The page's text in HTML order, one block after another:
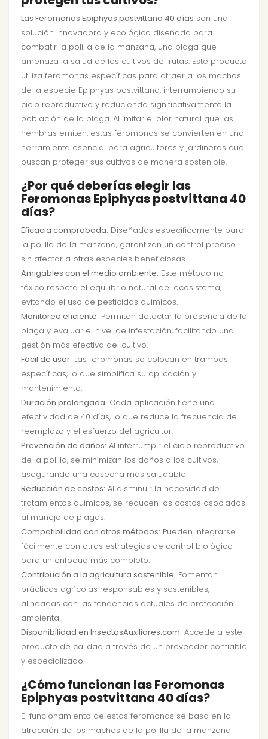
Las Feromonas Epiphyas postvittana 40 días son una
solución innovadora y ecológica diseñada para
combatir la polilla de la manzana, una plaga que
amenaza la salud de los cultivos de frutas. Este producto
utiliza feromonas específicas para atraer a los machos
de la especie Epiphyas postvittana, interrumpiendo su
ciclo reproductivo y reduciendo significativamente la
población de la plaga. Al imitar el olor natural que las
hembras emiten, estas feromonas se convierten en una
herramienta esencial para agricultores y jardineros que
buscan proteger sus cultivos de manera sostenible.
¿Por qué deberías elegir las
Feromonas Epiphyas postvittana 40
días?
Eficacia comprobada: Diseñadas específicamente para
la polilla de la manzana, garantizan un control preciso
sin afectar a otras especies beneficiosas.
Amigables con el medio ambiente: Este método no
tóxico respeta el equilibrio natural del ecosistema,
evitando el uso de pesticidas químicos.
Monitoreo eficiente: Permiten detectar la presencia de la
plaga y evaluar el nivel de infestación, facilitando una
gestión más efectiva del cultivo.
Fácil de usar: Las feromonas se colocan en trampas
específicas, lo que simplifica su aplicación y
mantenimiento.
Duración prolongada: Cada aplicación tiene una
efectividad de 40 días, lo que reduce la frecuencia de
reemplazo y el esfuerzo del agricultor.
Prevención de daños: Al interrumpir el ciclo reproductivo
de la polilla, se minimizan los daños a los cultivos,
asegurando una cosecha más saludable.
Reducción de costos: Al disminuir la necesidad de
tratamientos químicos, se reducen los costos asociados
al manejo de plagas.
Compatibilidad con otros métodos: Pueden integrarse
fácilmente con otras estrategias de control biológico
para un enfoque más completo.
Contribución a la agricultura sostenible: Fomentan
prácticas agrícolas responsables y sostenibles,
alineadas con las tendencias actuales de protección
ambiental.
Disponibilidad en InsectosAuxiliares.com: Accede a este
producto de calidad a través de un proveedor confiable
y especializado.
¿Cómo funcionan las Feromonas
Epiphyas postvittana 40 días?
El funcionamiento de estas feromonas se basa en la
atracción de los machos de la polilla de la manzana